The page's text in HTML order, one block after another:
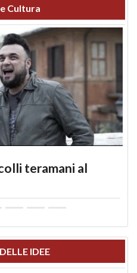
Cultura
teramani al
IDEE